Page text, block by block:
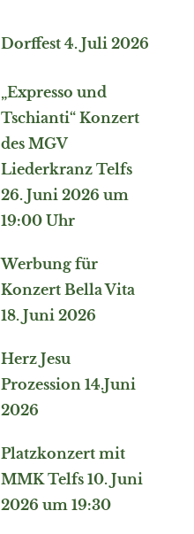
Dorffest 4. Juli 2026
„Expresso und
Tschianti“ Konzert
des MGV
Liederkranz Telfs
26. Juni 2026 um
19:00 Uhr
Werbung für
Konzert Bella Vita
18. Juni 2026
Herz Jesu
Prozession 14.Juni
2026
Platzkonzert mit
MMK Telfs 10. Juni
2026 um 19:30